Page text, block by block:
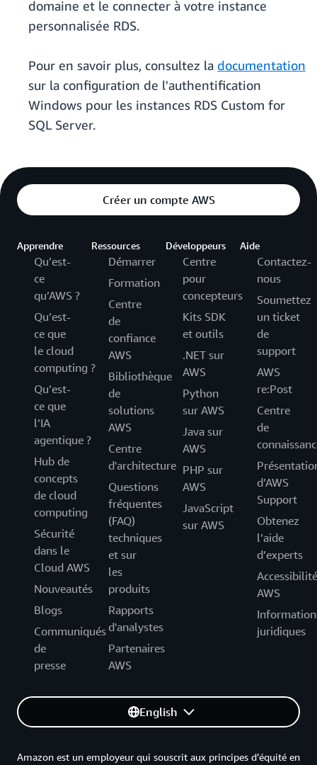
domaine et le connecter à votre instance
personnalisée RDS.
Pour en savoir plus, consultez la documentation
sur la configuration de l'authentification
Windows pour les instances RDS Custom for
SQL Server.
Créer un compte AWS
Apprendre
Qu’est-
ce
qu’AWS ?
Qu’est-
ce que
le cloud
computing ?
Qu’est-
ce que
l’IA
agentique ?
Hub de
concepts
de cloud
computing
Sécurité
dans le
Cloud AWS
Nouveautés
Blogs
Communiqués
de
presse
Ressources
Démarrer
Formation
Centre
de
confiance
AWS
Bibliothèque
de
solutions
AWS
Centre
d'architecture
Questions
fréquentes
(FAQ)
techniques
et sur
les
produits
Rapports
d'analystes
Partenaires
AWS
Développeurs
Centre
pour
concepteurs
Kits SDK
et outils
.NET sur
AWS
Python
sur AWS
Java sur
AWS
PHP sur
AWS
JavaScript
sur AWS
Aide
Contactez-
nous
Soumettez
un ticket
de
support
AWS
re:Post
Centre
de
d’AWS
Support
Obtenez
l’aide
d’experts
Accessibilité
AWS
juridiques
English
Amazon est un employeur qui souscrit aux principes d’équité en